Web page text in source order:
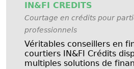
IN&FI CREDITS
Courtage en crédits pour
professionnels
Véritables conseillers en
courtiers IN&FI Crédits
multiples solutions de